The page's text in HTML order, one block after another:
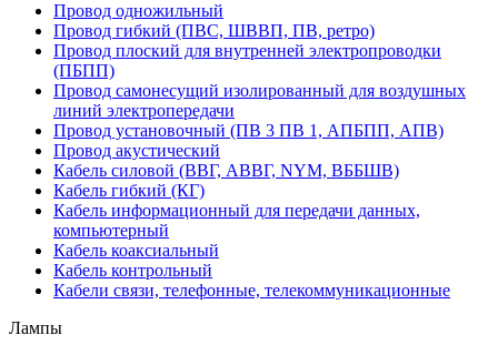
Провод одножильный
Провод гибкий (ПВС, ШВВП, ПВ, ретро)
Провод плоский для внутренней электропроводки
(ПБПП)
Провод самонесущий изолированный для воздушных
линий электропередачи
Провод установочный (ПВ 3 ПВ 1, АПБПП, АПВ)
Провод акустический
Кабель силовой (ВВГ, АВВГ, NYM, ВББШВ)
Кабель гибкий (КГ)
Кабель информационный для передачи данных,
компьютерный
Кабель коаксиальный
Кабель контрольный
Кабели связи, телефонные, телекоммуникационные
Лампы